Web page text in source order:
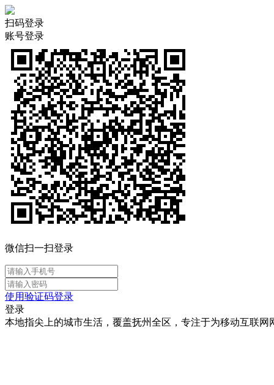
扫码登录
账号登录
微信扫一扫登录
使用验证码登录
登录
本地指尖上的城市生活，覆盖抚州全区，专注于为移动互联